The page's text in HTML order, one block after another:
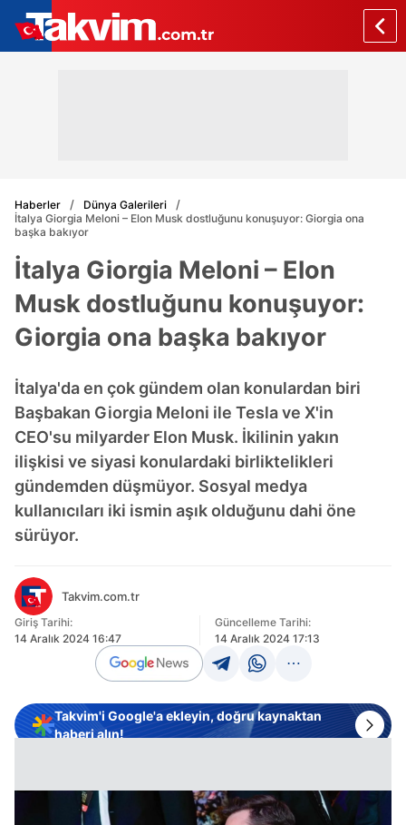
Haberler
Dünya Galerileri
İtalya Giorgia Meloni – Elon Musk dostluğunu konuşuyor: Giorgia ona
başka bakıyor
İtalya Giorgia Meloni – Elon
Musk dostluğunu konuşuyor:
Giorgia ona başka bakıyor
İtalya'da en çok gündem olan konulardan biri
Başbakan Giorgia Meloni ile Tesla ve X'in
CEO'su milyarder Elon Musk. İkilinin yakın
ilişkisi ve siyasi konulardaki birliktelikleri
gündemden düşmüyor. Sosyal medya
kullanıcıları iki ismin aşık olduğunu dahi öne
sürüyor.
Takvim.com.tr
Giriş Tarihi:
14 Aralık 2024 16:47
Güncelleme Tarihi:
14 Aralık 2024 17:13
Takvim'i Google'a ekleyin, doğru kaynaktan
haberi alın!